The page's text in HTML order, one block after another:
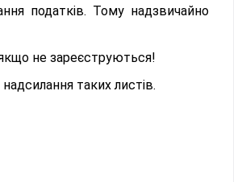
податків. Тому надзвичайно
не зареєструються!
таких листів.